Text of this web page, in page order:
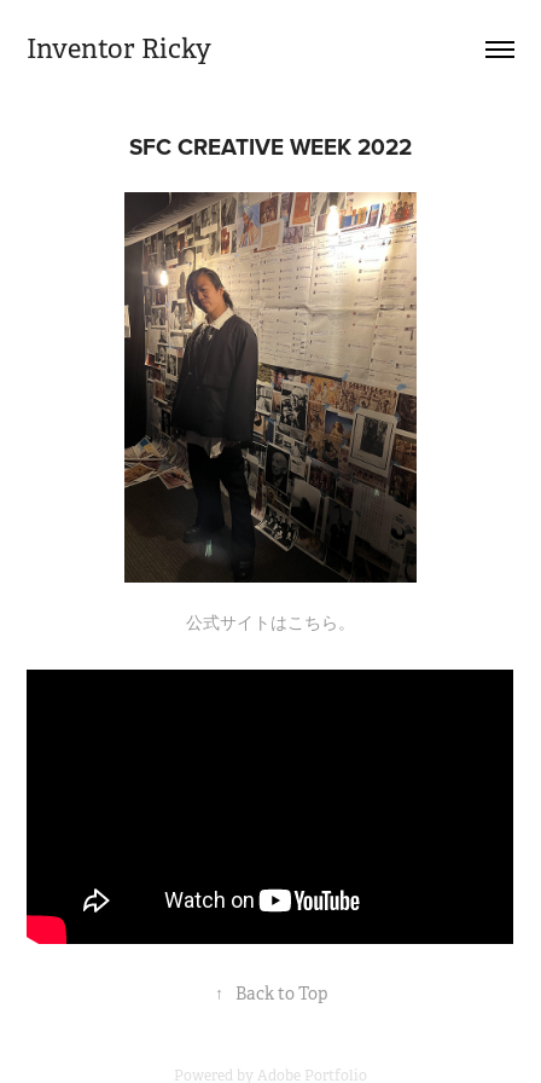
Inventor Ricky
SFC CREATIVE WEEK 2022
公式サイトはこちら。
↑ Back to Top
Powered byAdobe Portfolio